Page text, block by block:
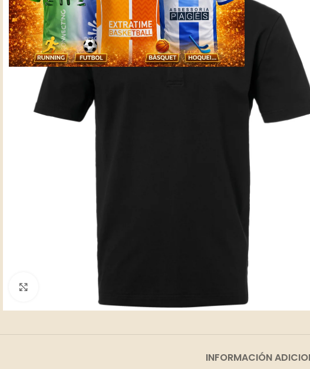
Clic para ampliar
INFORMACIÓN